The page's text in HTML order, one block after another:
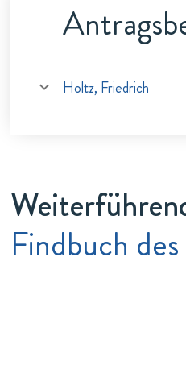
Holtz, Friedrich
Findbuch